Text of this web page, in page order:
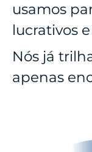
usamos
lucrativos
Nós já
apenas